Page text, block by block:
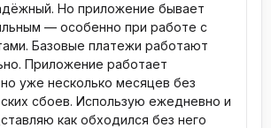
Но приложение бывает
— особенно при работе с
Базовые платежи работают
Приложение работает
уже несколько месяцев без
сбоев. Использую ежедневно и
как обходился без него